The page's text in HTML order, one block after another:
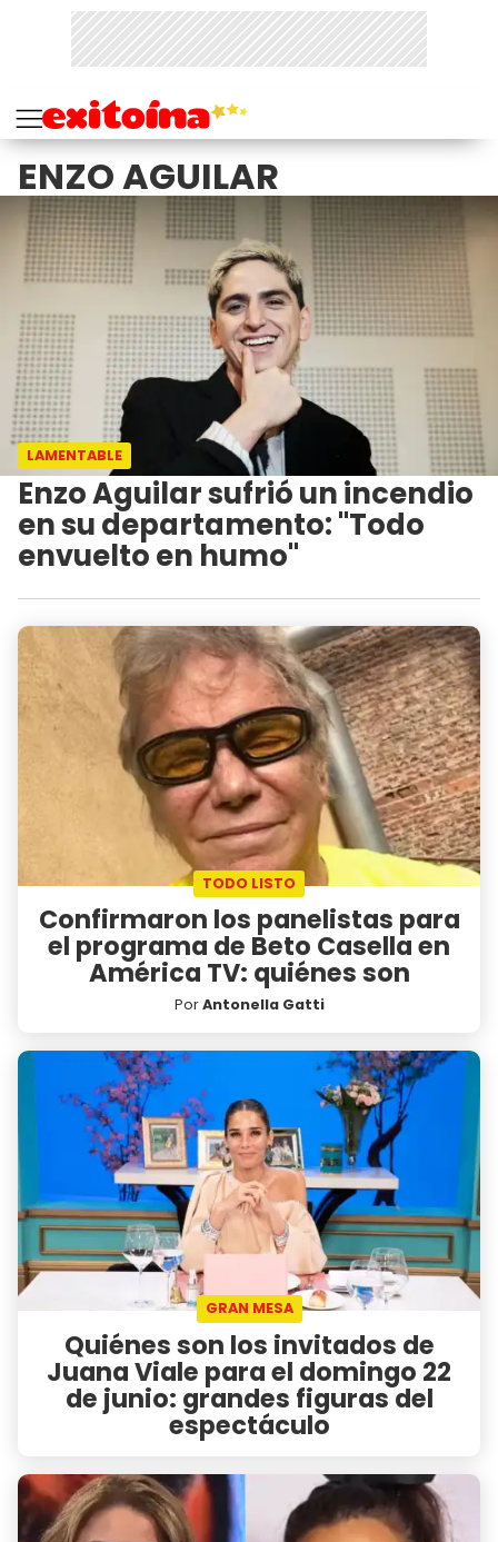
ENZO AGUILAR
LAMENTABLE
Enzo Aguilar sufrió un incendio
en su departamento: "Todo
envuelto en humo"
TODO LISTO
Confirmaron los panelistas para
el programa de Beto Casella en
América TV: quiénes son
PorAntonella Gatti
GRAN MESA
Quiénes son los invitados de
Juana Viale para el domingo 22
de junio: grandes figuras del
espectáculo